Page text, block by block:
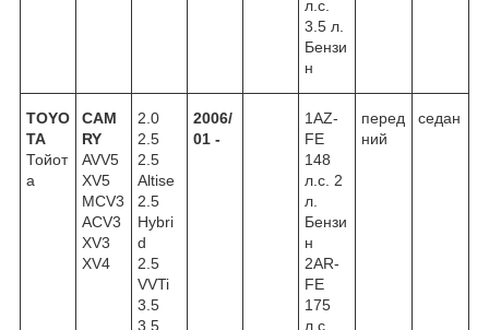
л.с.
3.5 л.
Бензи
н
TOYO
TA
Тойот
а
CAM
RY
AVV5
XV5
MCV3
ACV3
XV3
XV4
2.0
2.5
2.5
Altise
2.5
Hybri
d
2.5
VVTi
3.5
3.5
2006/
01 -
1AZ-
FE
148
л.с. 2
л.
Бензи
н
2AR-
FE
175
л.с.
перед
ний
седан